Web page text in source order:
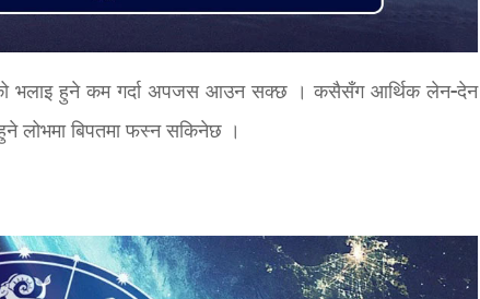
भलाइ हुने कम गर्दा अपजस आउन सक्छ । कसैसँग आर्थिक लेन-देन
लोभमा बिपतमा फस्न सकिनेछ ।